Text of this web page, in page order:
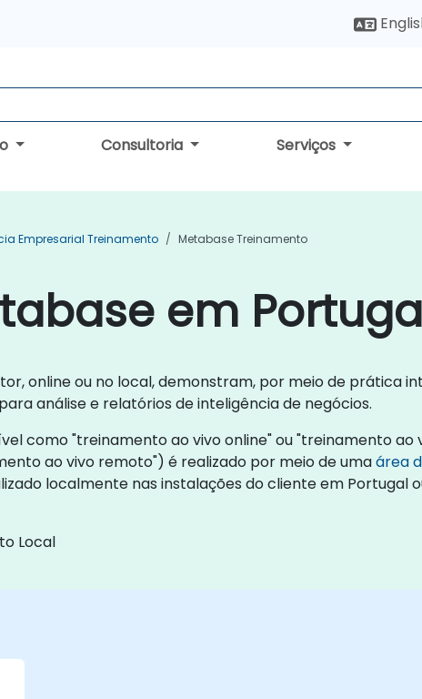
Consultoria Serviços
Empresarial Treinamento Metabase Treinamento
em
online ou no local, demonstram, por meio de prática
análise e relatórios de inteligência de negócios.
como "treinamento ao vivo online" ou "treinamento ao
ao vivo remoto") é realizado por meio de umaárea
localmente nas instalações do cliente em Portugal
Local